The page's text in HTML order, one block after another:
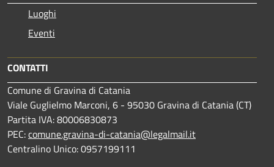
Luoghi
Eventi
CONTATTI
Comune di Gravina di Catania
Viale Guglielmo Marconi, 6 - 95030 Gravina di Catania (CT)
Partita IVA: 80006830873
PEC:comune.gravina-di-catania@legalmail.it
Centralino Unico: 0957199111